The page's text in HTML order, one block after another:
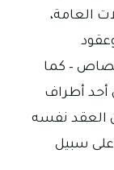
العامة،
– كما
أحد أطراف
العقد نفسه
على سبيل